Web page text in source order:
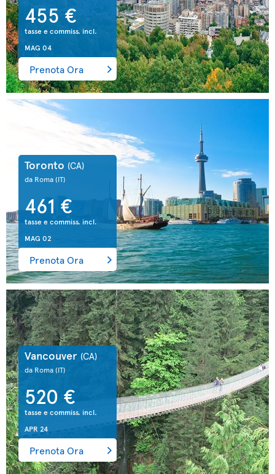
455 €
tasse e commiss. incl.
MAG 04
Prenota Ora
Toronto (CA)
da Roma(IT)
461 €
tasse e commiss. incl.
MAG 02
Prenota Ora
Vancouver (CA)
da Roma(IT)
520 €
tasse e commiss. incl.
APR 24
Prenota Ora